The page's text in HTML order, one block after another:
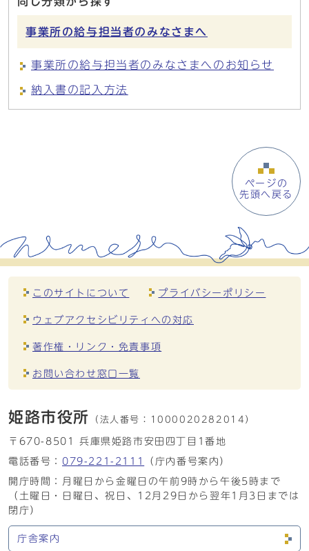
事業所の給与担当者のみなさまへ
事業所の給与担当者のみなさまへのお知らせ
納入書の記入方法
ページの
先頭へ戻る
このサイトについて プライバシーポリシー
ウェブアクセシビリティへの対応
著作権・リンク・免責事項
お問い合わせ窓口一覧
姫路市役所 （法人番号： 1000020282014）
〒670-8501 兵庫県姫路市安田四丁目1番地
電話番号： 079-221-2111
（庁内番号案内）
開庁時間：月曜日から金曜日の午前9時から午後5時まで
（土曜日・日曜日、祝日、12月29日から翌年1月3日までは
閉庁）
庁舎案内